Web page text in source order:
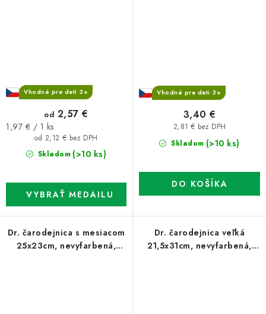
Vhodné pre deti 3+
Skladom (>10 ks)
od 2,12 € bez DPH
od 2,57 €
Jednotková
1,97 € / 1 ks
Vhodné pre deti 3+
Skladom (>10 ks)
2,81 € bez DPH
3,40 €
DO KOŠÍKA
Dr. čarodejnica s mesiacom
25x23cm, nevyfarbená,
Dr. čarodejnica veľká
21,5x31cm, nevyfarbená,